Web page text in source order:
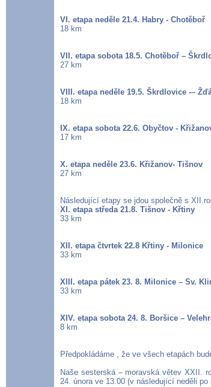
VI. etapa neděle 21.4. Habry - Chotěboř
18 km
VII. etapa sobota 18.5. Chotěboř –
27 km
VIII. etapa neděle 19.5. Škrdlovice -–
18 km
IX. etapa sobota 22.6. Obyčtov -
17 km
X. etapa neděle 23.6. Křižanov- Tišnov
27 km
Následující etapy se jdou společně s
XI. etapa středa 21.8. Tišnov - Křtiny
33 km
XII. etapa čtvrtek 22.8 Křtiny - Milonice
33 km
XIII. etapa pátek 23. 8. Milonice – Sv.
33 km
XIV. etapa sobota 24. 8. Boršice –
8 km
Předpokládáme , že ve všech etapách
Naše sesterská – moravská větev XXII.
24. února ve 13.00 (v následující neděli